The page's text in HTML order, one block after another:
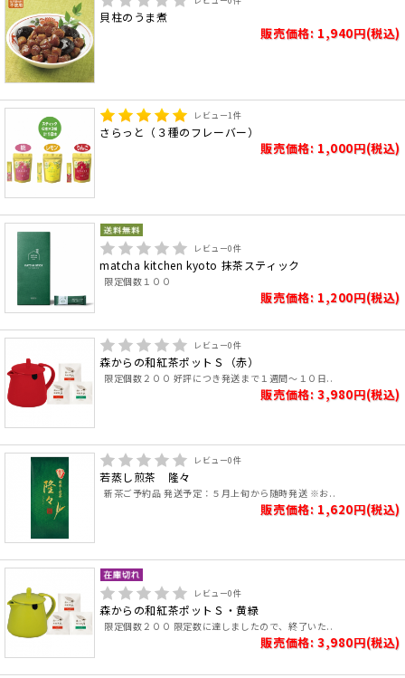
貝柱のうま煮
販売価格: 1,940円(税込)
レビュー1件
さらっと（３種のフレーバー）
販売価格: 1,000円(税込)
レビュー0件
matcha kitchen kyoto 抹茶スティック
限定個数１００
販売価格: 1,200円(税込)
レビュー0件
森からの和紅茶ポットＳ（赤）
限定個数２００ 好評につき発送まで１週間～１０日..
販売価格: 3,980円(税込)
レビュー0件
若蒸し煎茶 隆々
新茶ご予約品 発送予定：５月上旬から随時発送 ※お..
販売価格: 1,620円(税込)
レビュー0件
森からの和紅茶ポットＳ・黄緑
限定個数２００ 限定数に達しましたので、終了いた..
販売価格: 3,980円(税込)